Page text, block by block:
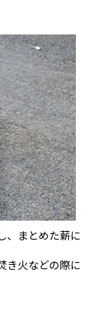
、まとめた薪に
き火などの際に